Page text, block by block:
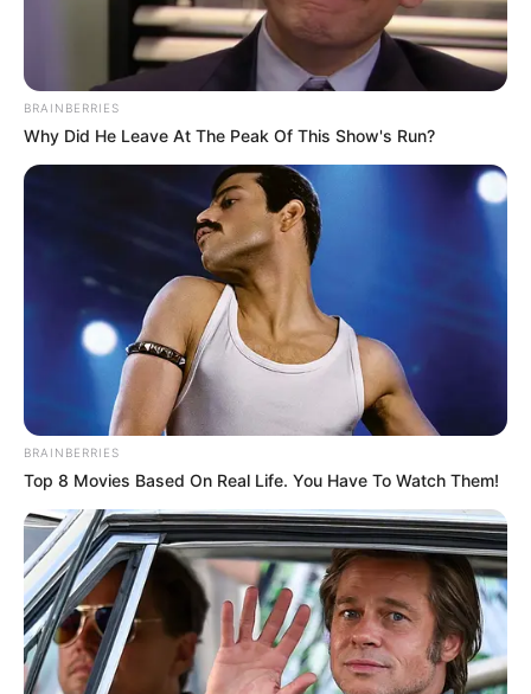
BRAINBERRIES
Why Did He Leave At The Peak Of This Show's Run?
BRAINBERRIES
Top 8 Movies Based On Real Life. You Have To Watch Them!